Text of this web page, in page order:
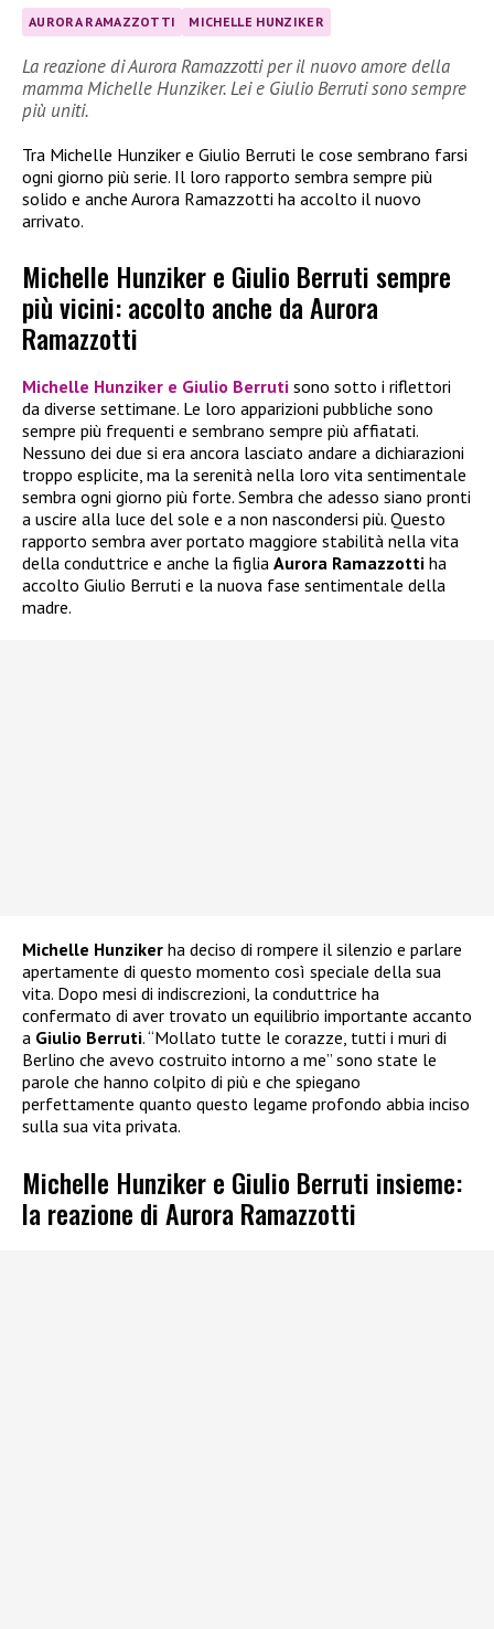
AURORA RAMAZZOTTI MICHELLE HUNZIKER
La reazione di Aurora Ramazzotti per il nuovo amore della
mamma Michelle Hunziker. Lei e Giulio Berruti sono sempre
più uniti.
Tra Michelle Hunziker e Giulio Berruti le cose sembrano farsi
ogni giorno più serie. Il loro rapporto sembra sempre più
solido e anche Aurora Ramazzotti ha accolto il nuovo
arrivato.
Michelle Hunziker e Giulio Berruti sempre
più vicini: accolto anche da Aurora
Ramazzotti
Michelle Hunziker e Giulio Berruti sono sotto i riflettori
da diverse settimane. Le loro apparizioni pubbliche sono
sempre più frequenti e sembrano sempre più affiatati.
Nessuno dei due si era ancora lasciato andare a dichiarazioni
troppo esplicite, ma la serenità nella loro vita sentimentale
sembra ogni giorno più forte. Sembra che adesso siano pronti
a uscire alla luce del sole e a non nascondersi più. Questo
rapporto sembra aver portato maggiore stabilità nella vita
della conduttrice e anche la figlia Aurora Ramazzotti ha
accolto Giulio Berruti e la nuova fase sentimentale della
madre.
Michelle Hunziker ha deciso di rompere il silenzio e parlare
apertamente di questo momento così speciale della sua
vita. Dopo mesi di indiscrezioni, la conduttrice ha
confermato di aver trovato un equilibrio importante accanto
a Giulio Berruti. “Mollato tutte le corazze, tutti i muri di
Berlino che avevo costruito intorno a me” sono state le
parole che hanno colpito di più e che spiegano
perfettamente quanto questo legame profondo abbia inciso
sulla sua vita privata.
Michelle Hunziker e Giulio Berruti insieme:
la reazione di Aurora Ramazzotti